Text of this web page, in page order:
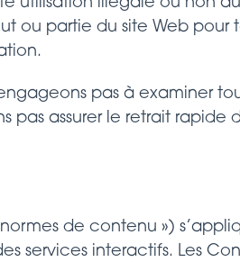
ou partie du site Web
pas à examiner
pas assurer le retrait rapide
de contenu »)
services interactifs. Les